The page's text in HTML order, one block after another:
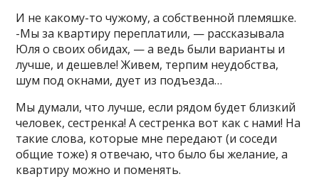
И не какому-то чужому, а собственной племяшке.
-Мы за квартиру переплатили, — рассказывала
Юля о своих обидах, — а ведь были варианты и
лучше, и дешевле! Живем, терпим неудобства,
шум под окнами, дует из подъезда…
Мы думали, что лучше, если рядом будет близкий
человек, сестренка! А сестренка вот как с нами! На
такие слова, которые мне передают (и соседи
общие тоже) я отвечаю, что было бы желание, а
квартиру можно и поменять.